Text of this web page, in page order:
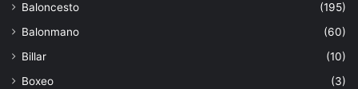
Baloncesto
(195)
Balonmano
(60)
Billar
(10)
Boxeo
(3)